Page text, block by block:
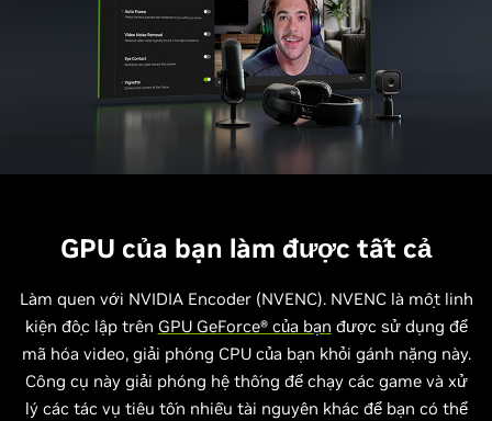
GPU của bạn làm được tất cả
Làm quen với NVIDIA Encoder (NVENC). NVENC là một linh
kiện độc lập trên GPU GeForce® của bạn được sử dụng để
mã hóa video, giải phóng CPU của bạn khỏi gánh nặng này.
Công cụ này giải phóng hệ thống để chạy các game và xử
lý các tác vụ tiêu tốn nhiều tài nguyên khác để bạn có thể